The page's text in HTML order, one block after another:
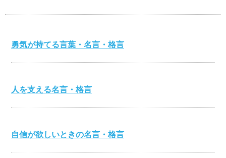
勇気が持てる言葉・名言・格言
人を支える名言・格言
自信が欲しいときの名言・格言